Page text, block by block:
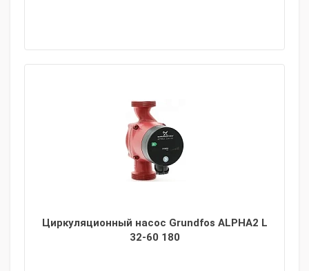
Циркуляционный насос Grundfos ALPHA2 L
32-60 180